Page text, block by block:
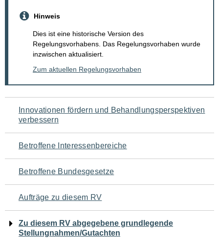
Hinweis
Dies ist eine historische Version des
Regelungsvorhabens. Das Regelungsvorhaben wurde
inzwischen aktualisiert.
Zum aktuellen Regelungsvorhaben
Navigation
für
den
Seiteninhalt
Innovationen fördern und Behandlungsperspektiven
verbessern
Betroffene Interessenbereiche
Betroffene Bundesgesetze
Aufträge zu diesem RV
Zu diesem RV abgegebene grundlegende
Stellungnahmen/Gutachten